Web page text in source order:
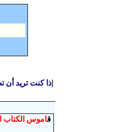
ذا كنت تريد أن
قاموس الكتاب